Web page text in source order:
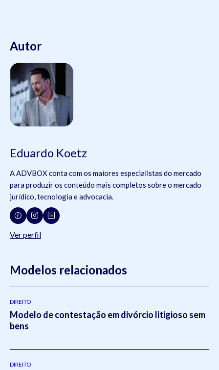
Autor
Eduardo Koetz
A ADVBOX conta com os maiores especialistas do mercado
para produzir os conteúdo mais completos sobre o mercado
jurídico, tecnologia e advocacia.
Ver perfil
Modelos relacionados
DIREITO
Modelo de contestação em divórcio litigioso sem
bens
DIREITO